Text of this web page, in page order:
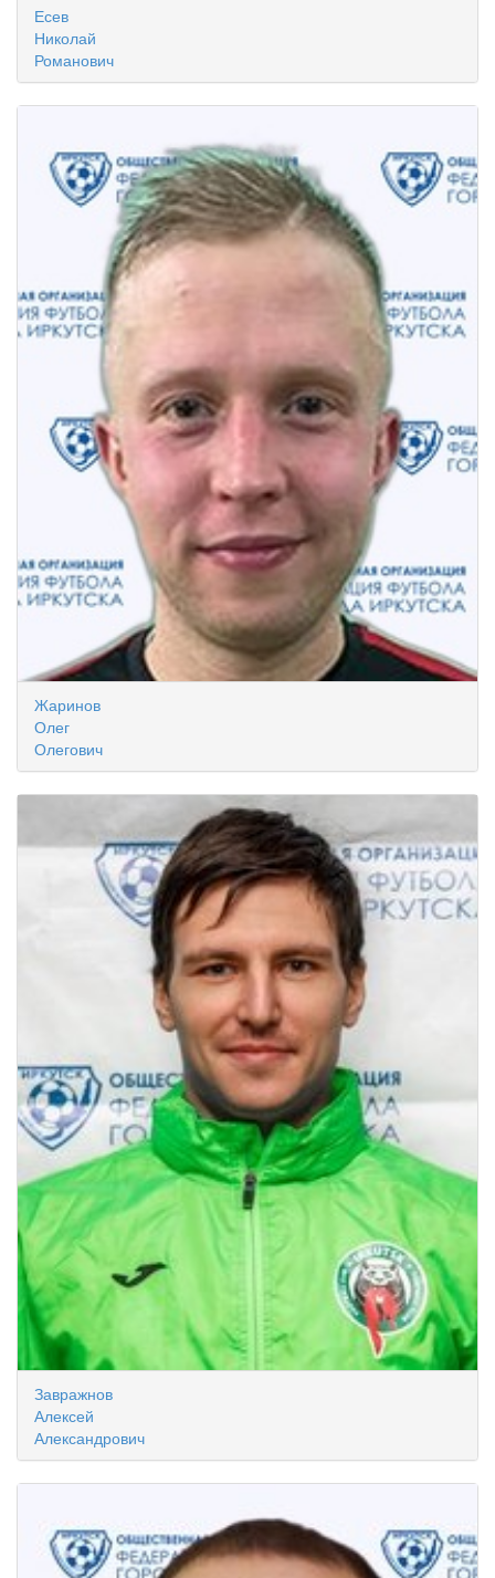
Есев
Николай
Романович
Жаринов
Олег
Олегович
Завражнов
Алексей
Александрович